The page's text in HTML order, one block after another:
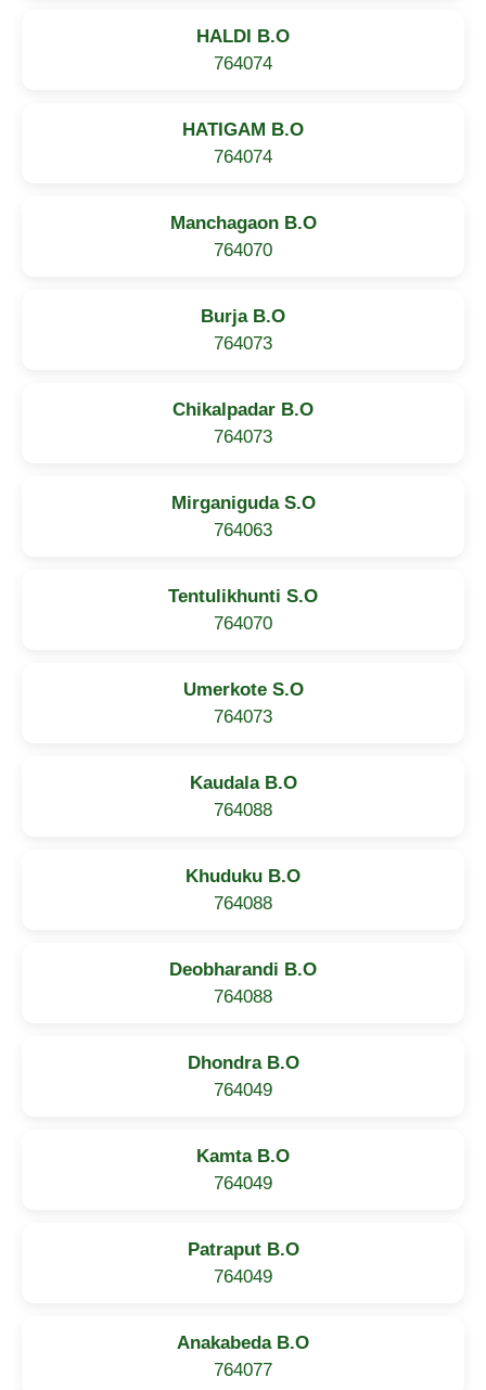
HALDI B.O
764074
HATIGAM B.O
764074
Manchagaon B.O
764070
Burja B.O
764073
Chikalpadar B.O
764073
Mirganiguda S.O
764063
Tentulikhunti S.O
764070
Umerkote S.O
764073
Kaudala B.O
764088
Khuduku B.O
764088
Deobharandi B.O
764088
Dhondra B.O
764049
Kamta B.O
764049
Patraput B.O
764049
Anakabeda B.O
764077